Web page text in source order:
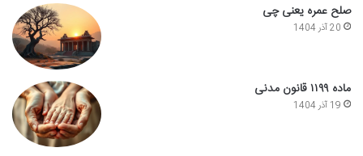
صلح عمره یعنی چی
20 آذر 1404
ماده ۱۱۹۹ قانون مدنی
19 آذر 1404